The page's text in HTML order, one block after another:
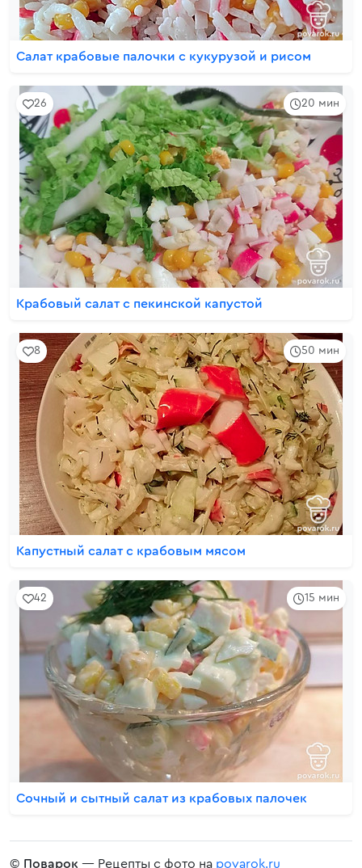
Салат крабовые палочки с кукурузой и рисом
20 мин
26
Крабовый салат с пекинской капустой
50 мин
8
Капустный салат с крабовым мясом
15 мин
42
Сочный и сытный салат из крабовых палочек
© Поварок — Рецепты с фото на povarok.ru